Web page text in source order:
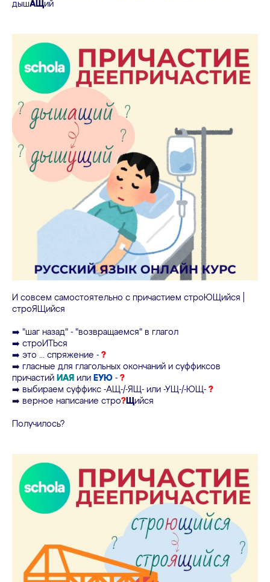
дышАЩий
И совсем самостоятельно с причастием строЮЩийся |
строЯЩийся
➡️ "шаг назад" - "возвращаемся" в глагол
➡️ строИТЬся
➡️ это ... спряжение - ?
➡️ гласные для глагольных окончаний и суффиксов
причастий ИАЯ или ЕУЮ - ?
➡️ выбираем суффикс -АЩ-/-ЯЩ- или -УЩ-/-ЮЩ- ?
➡️ верное написание стро? Щийся
Получилось?